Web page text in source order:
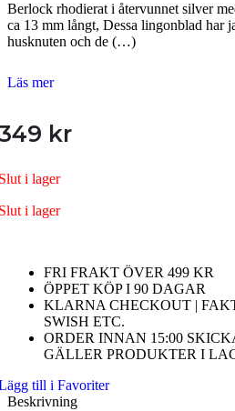
Berlock rhodierat i återvunnet silver
ca 13 mm långt, Dessa lingonblad har
husknuten och de (…)
Läs mer
kr
i lager
i lager
FRI FRAKT ÖVER 499 KR
ÖPPET KÖP I 90 DAGAR
KLARNA CHECKOUT |
SWISH ETC.
ORDER INNAN 15:00
GÄLLER PRODUKTER I
till i Favoriter
Beskrivning